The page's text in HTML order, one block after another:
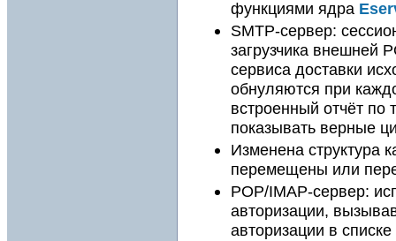
функциями ядра
SMTP-сервер:
загрузчика внешней
сервиса доставки
обнуляются при
встроенный отчёт по
показывать верные
Изменена структура
перемещены или
POP/IMAP-сервер:
авторизации,
авторизации в